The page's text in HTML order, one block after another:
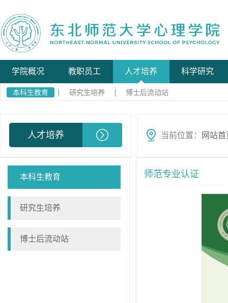
学院概况 教职员工 人才培养 科学研究
本科生教育 研究生培养 博士后流动站
人才培养 当前位置： 网站首
本科生教育
研究生培养
博士后流动站
师范专业认证